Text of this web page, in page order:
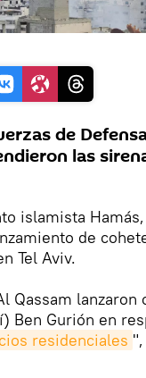
de
las
islamista
de
Tel Aviv.
Qassam
Ben Gurión en
residenciales